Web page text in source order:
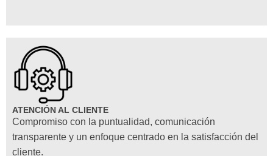
ATENCIÓN AL CLIENTE
Compromiso con la puntualidad, comunicación
transparente y un enfoque centrado en la satisfacción del
cliente.